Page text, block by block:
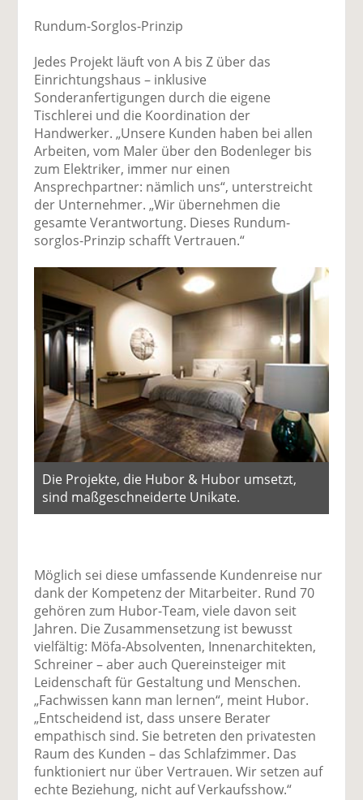
Rundum-Sorglos-Prinzip
Jedes Projekt läuft von A bis Z über das
Einrichtungshaus – inklusive
Sonderanfertigungen durch die eigene
Tischlerei und die Koordination der
Handwerker. „Unsere Kunden haben bei allen
Arbeiten, vom Maler über den Bodenleger bis
zum Elektriker, immer nur einen
Ansprechpartner: nämlich uns“, unterstreicht
der Unternehmer. „Wir übernehmen die
gesamte Verantwortung. Dieses Rundum-
sorglos-Prinzip schafft Vertrauen.“
Die Projekte, die Hubor & Hubor umsetzt,
sind maßgeschneiderte Unikate.
Möglich sei diese umfassende Kundenreise nur
dank der Kompetenz der Mitarbeiter. Rund 70
gehören zum Hubor-Team, viele davon seit
Jahren. Die Zusammensetzung ist bewusst
vielfältig: Möfa-Absolventen, Innenarchitekten,
Schreiner – aber auch Quereinsteiger mit
Leidenschaft für Gestaltung und Menschen.
„Fachwissen kann man lernen“, meint Hubor.
„Entscheidend ist, dass unsere Berater
empathisch sind. Sie betreten den privatesten
Raum des Kunden – das Schlafzimmer. Das
funktioniert nur über Vertrauen. Wir setzen auf
echte Beziehung, nicht auf Verkaufsshow.“